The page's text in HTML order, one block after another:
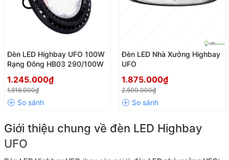
Đèn LED Highbay UFO 100W
Rạng Đông HB03 290/100W
1.245.000₫
1.916.000₫
Đèn LED Nhà Xưởng Highbay
UFO
1.875.000₫
2.500.000₫
Giới thiệu chung về đèn LED Highbay
UFO